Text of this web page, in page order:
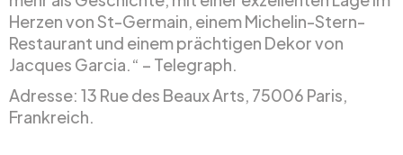
Herzen von St-Germain, einem Michelin-Stern-
Restaurant und einem prächtigen Dekor von
Jacques Garcia.“ – Telegraph.
Adresse: 13 Rue des Beaux Arts, 75006 Paris,
Frankreich.